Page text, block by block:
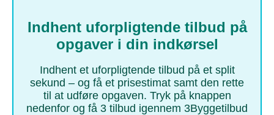
Indhent uforpligtende tilbud på
opgaver i din indkørsel
Indhent et uforpligtende tilbud på et split
sekund – og få et prisestimat samt den rette
til at udføre opgaven. Tryk på knappen
nedenfor og få 3 tilbud igennem 3Byggetilbud